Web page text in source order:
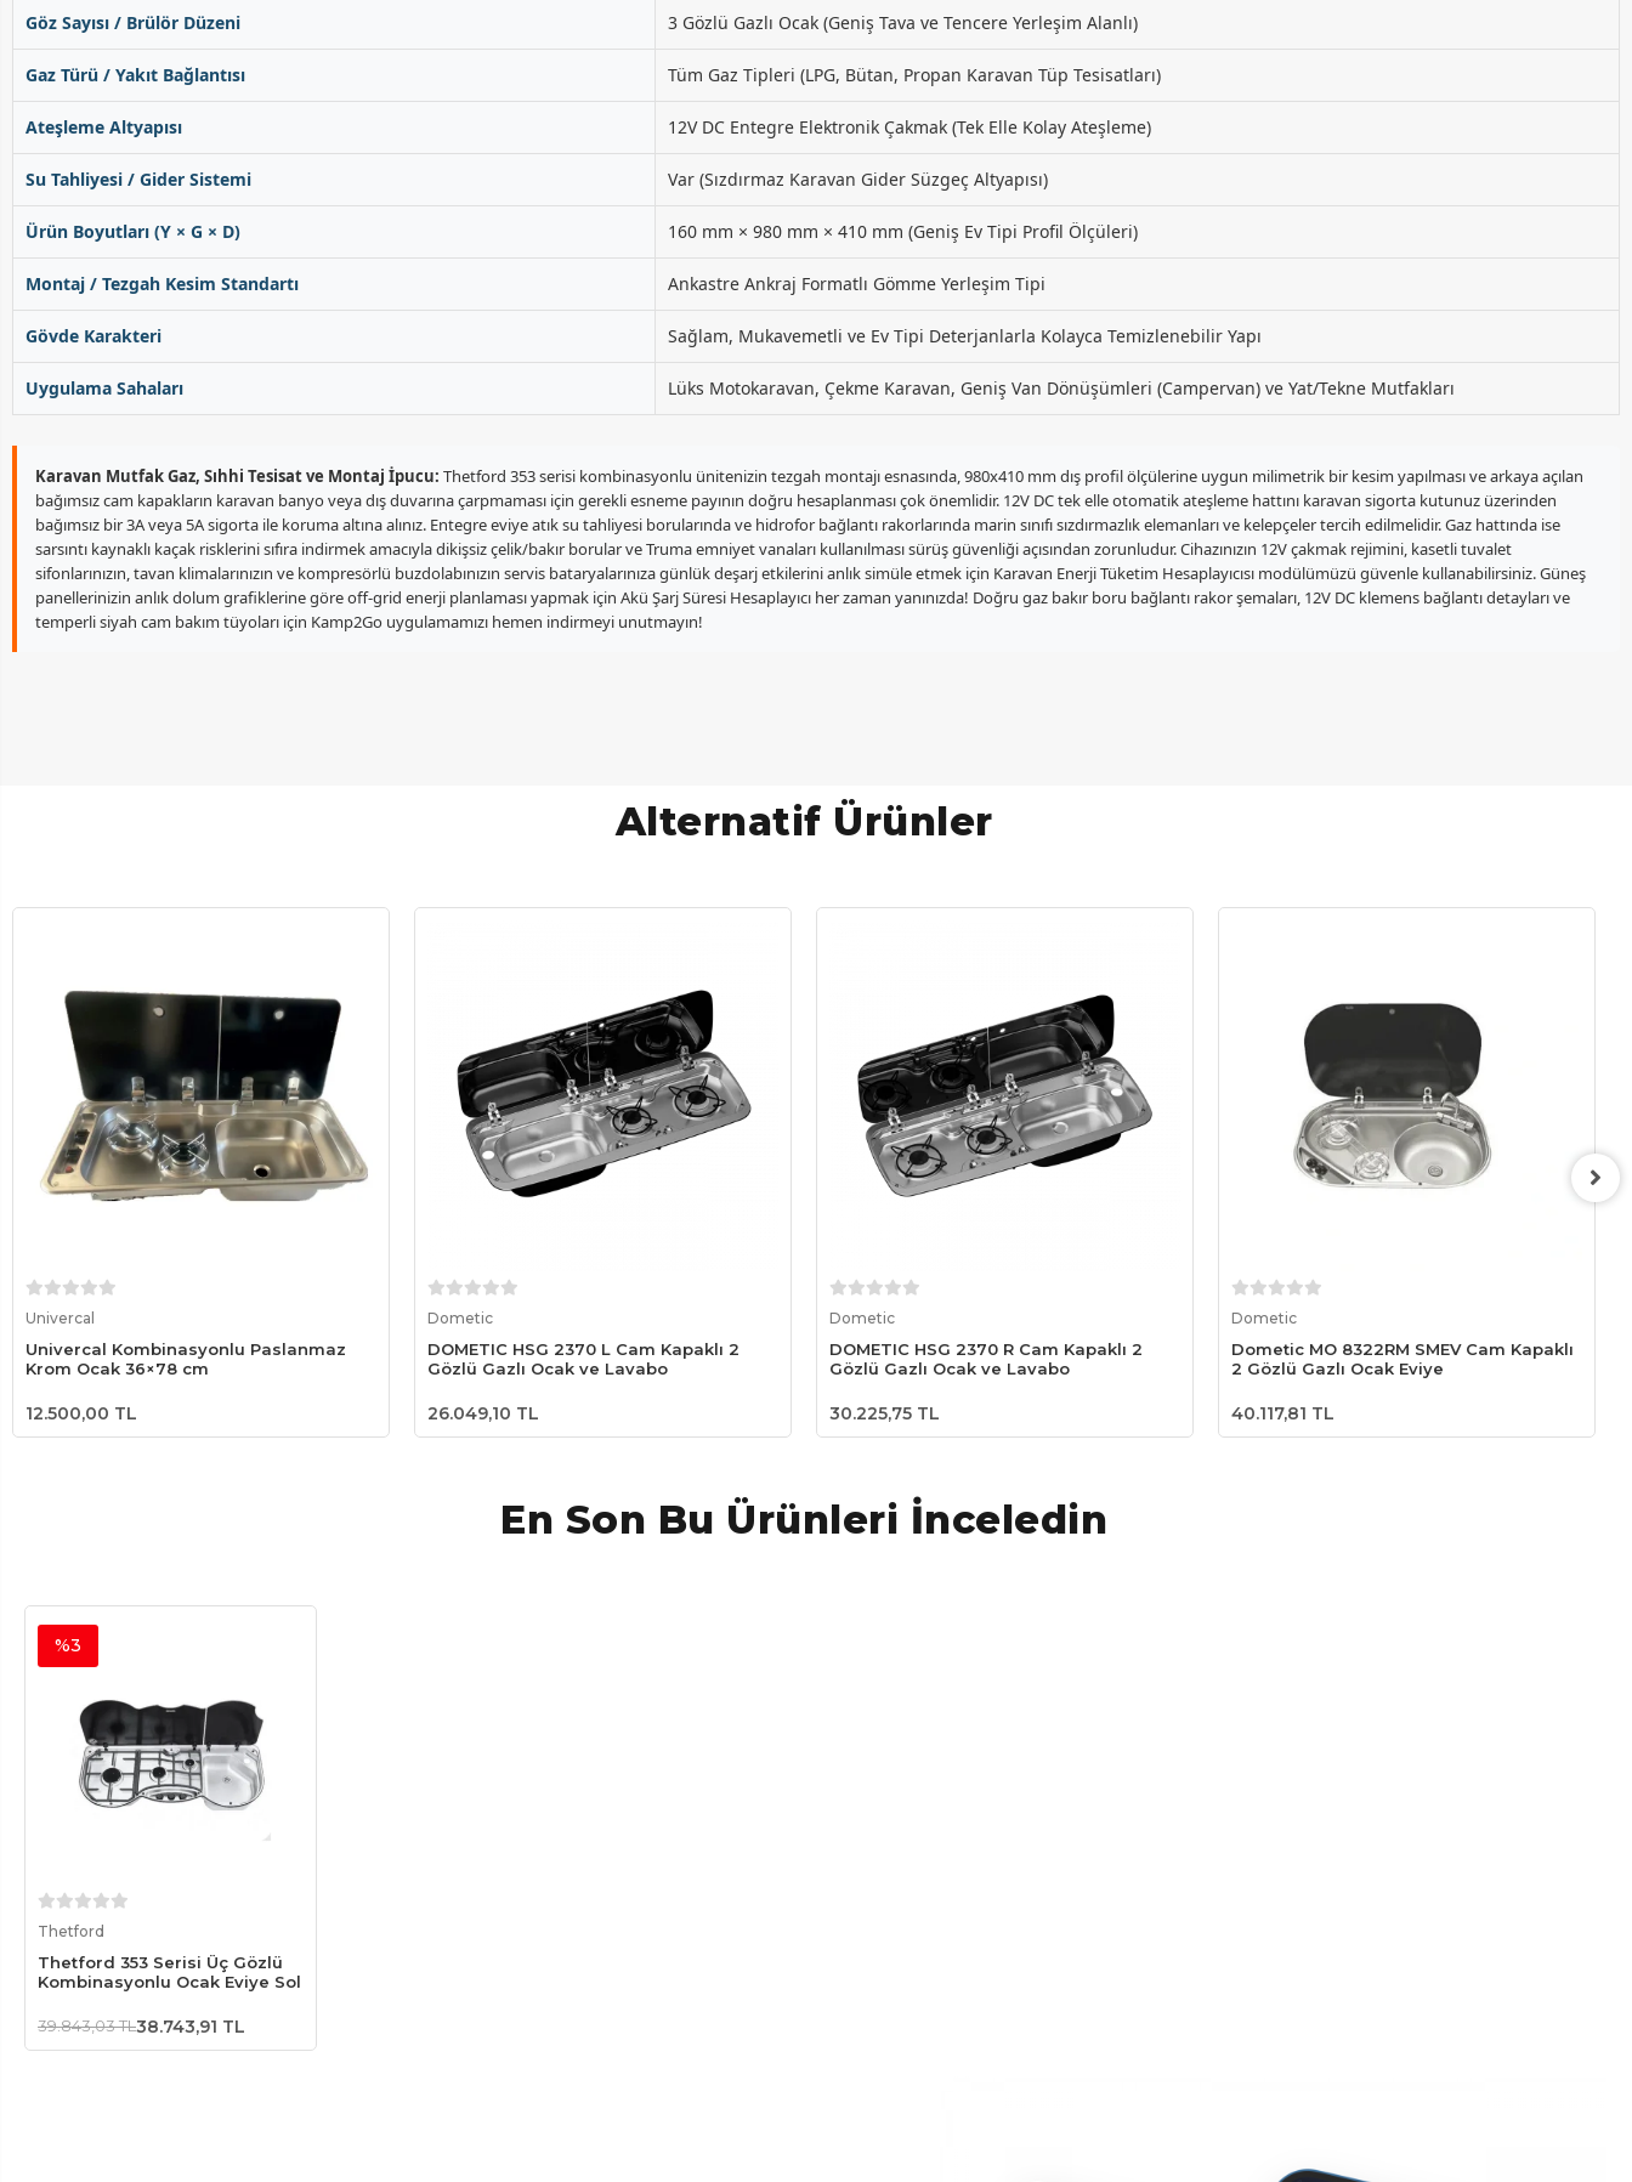
Göz Sayısı / Brülör Düzeni 3 Gözlü Gazlı Ocak (Geniş Tava ve Tencere Yerleşim Alanlı)
Gaz Türü / Yakıt Bağlantısı Tüm Gaz Tipleri (LPG, Bütan, Propan Karavan Tüp Tesisatları)
Ateşleme Altyapısı 12V DC Entegre Elektronik Çakmak (Tek Elle Kolay Ateşleme)
Su Tahliyesi / Gider Sistemi Var (Sızdırmaz Karavan Gider Süzgeç Altyapısı)
Ürün Boyutları (Y × G × D) 160 mm × 980 mm × 410 mm (Geniş Ev Tipi Profil Ölçüleri)
Montaj / Tezgah Kesim Standartı Ankastre Ankraj Formatlı Gömme Yerleşim Tipi
Gövde Karakteri Sağlam, Mukavemetli ve Ev Tipi Deterjanlarla Kolayca Temizlenebilir Yapı
Uygulama Sahaları Lüks Motokaravan, Çekme Karavan, Geniş Van Dönüşümleri (Campervan) ve Yat/Tekne Mutfakları
Karavan Mutfak Gaz, Sıhhi Tesisat ve Montaj İpucu: Thetford 353 serisi kombinasyonlu ünitenizin tezgah montajı esnasında, 980x410 mm dış profil ölçülerine uygun milimetrik bir kesim yapılması ve arkaya açılan
bağımsız cam kapakların karavan banyo veya dış duvarına çarpmaması için gerekli esneme payının doğru hesaplanması çok önemlidir. 12V DC tek elle otomatik ateşleme hattını karavan sigorta kutunuz üzerinden
bağımsız bir 3A veya 5A sigorta ile koruma altına alınız. Entegre eviye atık su tahliyesi borularında ve hidrofor bağlantı rakorlarında marin sınıfı sızdırmazlık elemanları ve kelepçeler tercih edilmelidir. Gaz hattında ise
sarsıntı kaynaklı kaçak risklerini sıfıra indirmek amacıyla dikişsiz çelik/bakır borular ve Truma emniyet vanaları kullanılması sürüş güvenliği açısından zorunludur. Cihazınızın 12V çakmak rejimini, kasetli tuvalet
sifonlarınızın, tavan klimalarınızın ve kompresörlü buzdolabınızın servis bataryalarınıza günlük deşarj etkilerini anlık simüle etmek için Karavan Enerji Tüketim Hesaplayıcısı modülümüzü güvenle kullanabilirsiniz. Güneş
panellerinizin anlık dolum grafiklerine göre off-grid enerji planlaması yapmak için Akü Şarj Süresi Hesaplayıcı her zaman yanınızda! Doğru gaz bakır boru bağlantı rakor şemaları, 12V DC klemens bağlantı detayları ve
temperli siyah cam bakım tüyoları için Kamp2Go uygulamamızı hemen indirmeyi unutmayın!
Alternatif Ürünler
Univercal
Univercal Kombinasyonlu Paslanmaz
Krom Ocak 36×78 cm
12.500,00 TL
Dometic
DOMETIC HSG 2370 L Cam Kapaklı 2
Gözlü Gazlı Ocak ve Lavabo
26.049,10 TL
Dometic
DOMETIC HSG 2370 R Cam Kapaklı 2
Gözlü Gazlı Ocak ve Lavabo
30.225,75 TL
Dometic
Dometic MO 8322RM SMEV Cam Kapaklı
2 Gözlü Gazlı Ocak Eviye
40.117,81 TL
En Son Bu Ürünleri İnceledin
Thetford
Thetford 353 Serisi Üç Gözlü
Kombinasyonlu Ocak Eviye Sol
%3
39.843,03 TL38.743,91 TL